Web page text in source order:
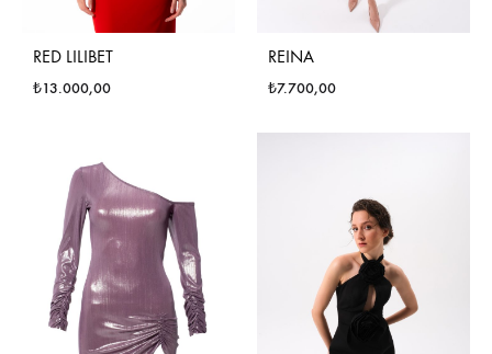
RED LILIBET
₺13.000,00
REINA
₺7.700,00